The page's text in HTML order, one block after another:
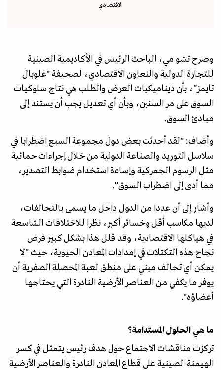
الاقتصادي
وصرح تشو مي، الباحث الرئيس في الأكاديمية الصينية
للتجارة الدولية والتعاون الاقتصادي، لصحيفة "غلوبال
تايمز"، بأن ديناميكيات العرض والطلب هي نتاج سلوكيات
السوق على مر السنين، وبأن أي تعديل يجب أن يستند إلى
مبادئ السوق.
وأضاف: "لقد أحدثت بعض دول مجموعة السبع اضطرابا في
سلاسل التوريد والصناعة الدولية من خلال إجراءات حمائية
مثل الرسوم الجمركية وإساءة استخدام ضوابط التصدير،
مما أدى إلى اضطراب السوق".
وأشار إلى أن عددا من الدول داخل ما يسمى بالتحالفات،
لديها مكاسب أقل وخسائر أكبر، نظرا للاختلافات الشاسعة
في هياكلها الاقتصادية، وقد قلل هذا بشكل كبير فرص
نجاح هذه التكتلات في إمدادات المعادن الحيوية، حيث "لا
يمكن أي تحالف مبني على منطق لعبة المحصلة الصفرية أن
يوفر ما يكفي من العناصر الأرضية النادرة التي يحتاجها
أعضاؤه".
ما هي الحلول المستدامة؟
تركزت مناقشات الاجتماع حول هدف رئيس يتمثل في كسر
الهيمنة الصينية على قطاع المعادن النادرة والعناصر الأرضية